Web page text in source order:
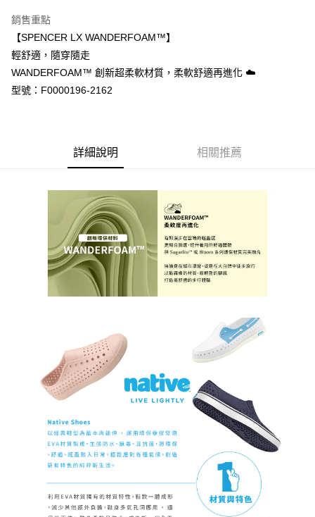
2.付款方式選擇「大哥付你分期」，訂單成立後會自動跳轉到大哥付的交易
流程，驗證手機門號後，選擇欲分期的期數、繳款截止日，確認付款後即完
成交易。
3.實際核准額度、可分期數及費用金額請依後續交易確認頁面所載為準。
4.訂單成立30分鐘內，如未前往確認交易或遇審核未通過，訂單將自動取
消。如遇「轉專審核」未通過狀況，表示未達大哥付你分期系統評分，恕無
法說明評估內容。
2.透過簡訊連結打開帳單後，可選擇「超商條碼／台灣大直營門市／銀行轉
帳／街口支付／iPASS MONEY」等通路繳費。
1.本服務係由「台灣大哥大股份有限公司」（以下簡稱本公司）所提供，讓
用戶於交易時，得透過本服務購買商品或服務，並由商店將買賣／分期付款
買賣價金債權讓與本公司後，依約使用本公司帳單繳交帳款。
2.基於同意付款使用「大哥付你分期」之契約關係目的，商店將以您的個人
資料（包含姓名、電話或地址）提供予台灣大哥大進項蒐集、處理及利用，
由本公司與您本人進行分期帳單所需資料之確認、核對及更正。
3.完整用戶服務條款，請詳閱以下連結：https://oppay.tw/userRule
相關說明
【關於「AFTEE先享後付」】
AFTEE先享後付是「在收到商品之後才付款」的支付方式。 讓您購物簡單
１．簡單：不需註冊會員、不需綁卡、不需儲值。
２．便利：只要手機號碼，簡訊認證，即可結帳。
結帳頁面，進行簡訊認證並確認金額後，即可完成結帳。
２．訂單成立數日內，您將收到繳費通知簡訊。
ATM／網路銀行／等多元方式進行付款，方視為交易完成。
※ 請注意：結帳手續完成當下不需立刻繳費，但若您需要取消訂單，請聯絡
購買商品的店家。未經商家同意取消之訂單仍視為有效，需透過AFTEE先享
後付繳納相關費用。
※ 交易是否成功請以「AFTEE先享後付 」之結帳頁面顯示為準，若有關於
是否繳費成功／繳費後需取消欲退款等相關疑問，請聯繫「AFTEE先享後付
客戶支援中心」https://netprotections.freshdesk.com/support/home
易，需依本服務之必要範圍內提供個人資料，並將交易相關給付款項請求債
２．關於個人資料處理事宜，請瀏覽以下網址：
https://aftee.tw/terms/#terms3
３．未成年的使用者請事先徵得法定代理人或監護人之同意方可使用
「AFTEE先享後付」，若未經同意申辦者引起之損失，本公司不負相關責
４．使用「AFTEE先享後付」時，將依據個別帳號之用戶狀況，依本公司即
時審查核予不同之上限額度；若仍有額度不足之情形，本公司將視審查結果
請求用戶進行身份認證。
５．嚴禁一人註冊多個帳號或使用他人資訊註冊。若發現惡意使用之情形，
恩沛科技股份有限公司將有權停止該用戶之使用額度並採取法律行動。
ATM付款
運送方式
付款後7-11取貨
每筆NT$70，滿NT$899(含以上)免運費
每筆NT$100，滿NT$1,000(含以上)免運費
京站台北店客服中心(1F星巴克旁) 即日起不提供京站紙袋，取件時
請自備購物袋，若需購買紙袋可現場詢問
銷售重點
【SPENCER LX WANDERFOAM™】
輕舒適，隨穿隨走
WANDERFOAM™ 創新超柔軟材質，柔軟舒適再進化 ☁️
型號：F0000196-2162
詳細說明 相關推薦